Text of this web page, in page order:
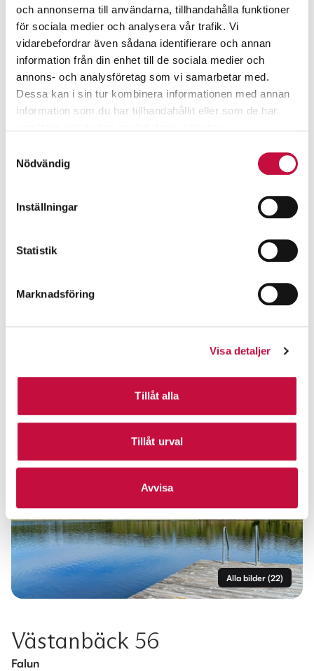
och annonserna till användarna, tillhandahålla funktioner
för sociala medier och analysera vår trafik. Vi
vidarebefordrar även sådana identifierare och annan
information från din enhet till de sociala medier och
annons- och analysföretag som vi samarbetar med.
Dessa kan i sin tur kombinera informationen med annan
information som du har tillhandahållit eller som de har
Nödvändig
Inställningar
Statistik
Marknadsföring
Visa detaljer
Tillåt alla
Tillåt urval
Avvisa
Alla bilder (22)
Västanbäck 56
Falun